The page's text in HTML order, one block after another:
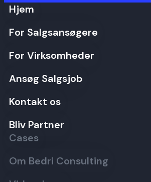
Hjem
For Salgsansøgere
For Virksomheder
Ansøg Salgsjob
Kontakt os
Bliv Partner
Cases
Om Bedri Consulting